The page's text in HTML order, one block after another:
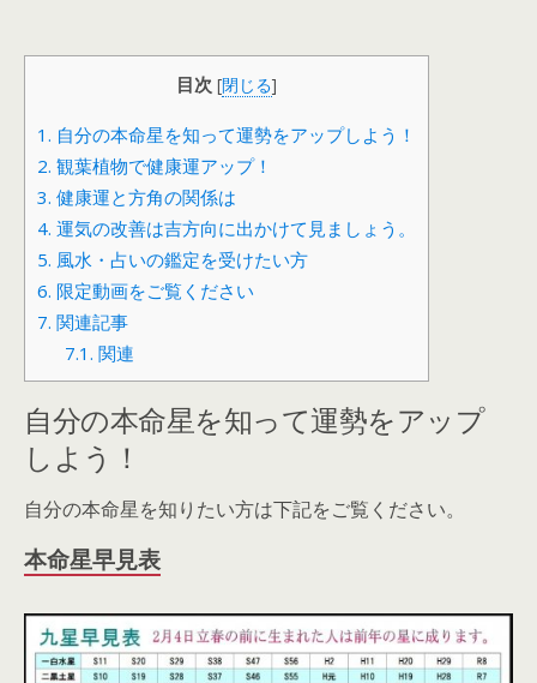
目次 [閉じる]
1. 自分の本命星を知って運勢をアップしよう！
2. 観葉植物で健康運アップ！
3. 健康運と方角の関係は
4. 運気の改善は吉方向に出かけて見ましょう。
5. 風水・占いの鑑定を受けたい方
6. 限定動画をご覧ください
7. 関連記事
7.1. 関連
自分の本命星を知って運勢をアップ
しよう！
自分の本命星を知りたい方は下記をご覧ください。
本命星早見表